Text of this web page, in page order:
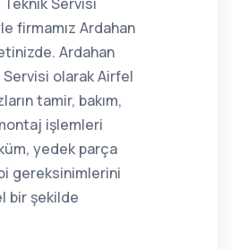
firmamız Ardahan
Ardahan
olarak Airfel
tamir, bakım,
işlemleri
yedek parça
gereksinimlerini
bir şekilde